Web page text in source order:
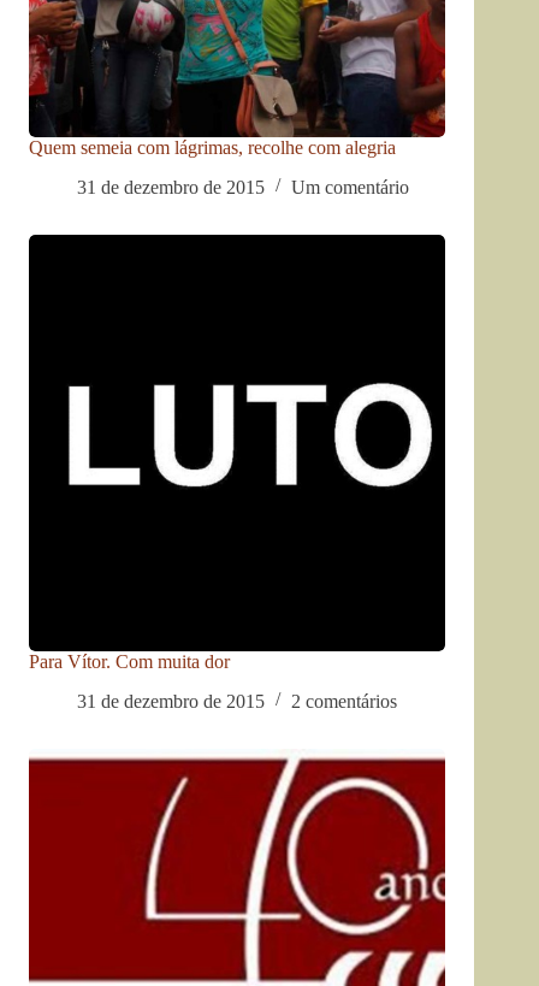
Quem semeia com lágrimas, recolhe com alegria
31 de dezembro de 2015
Um comentário
Para Vítor. Com muita dor
31 de dezembro de 2015
2 comentários